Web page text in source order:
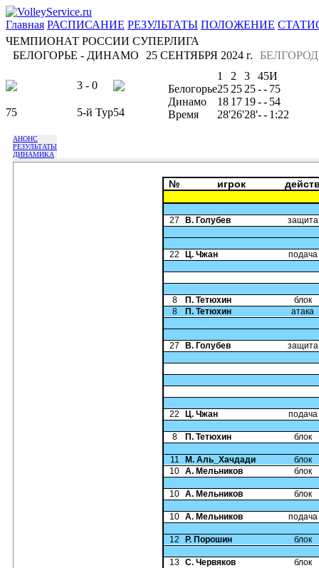
Главная РАСПИСАНИЕ РЕЗУЛЬТАТЫ ПОЛОЖЕНИЕ
ЧЕМПИОНАТ РОССИИ СУПЕРЛИГА
БЕЛОГОРЬЕ - ДИНАМО
БЕЛГОРОД
25 СЕНТЯБРЯ 2024 г.
3 - 0
75 5-й Тур54
1 2 3 45И
Белогорье25 25 25-- 75
Динамо
18 17 19-- 54
Время
28'26'28'-- 1:22
АНОНС
РЕЗУЛЬТАТЫ
ДИНАМИКА
№ игрок
27 В. Голубев защита
22 Ц. Чжан подача
8 П. Тетюхин
блок
8
П. Тетюхин атака
27 В. Голубев защита
22 Ц. Чжан подача
8 П. Тетюхин блок
11 М. Аль_Хачдади
блок
10 А. Мельников блок
10 А. Мельников блок
10 А. Мельников подача
12 Р. Порошин блок
13 С. Червяков
блок